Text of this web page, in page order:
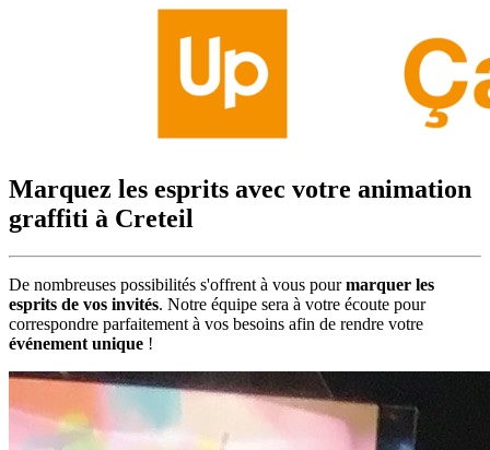
Marquez les esprits avec votre animation
graffiti à Creteil
De nombreuses possibilités s'offrent à vous pourmarquer les
esprits de vos invités. Notre équipe sera à votre écoute pour
correspondre parfaitement à vos besoins afin de rendre votre
événement unique !